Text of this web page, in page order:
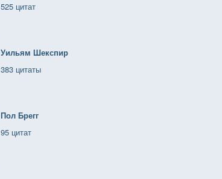
525 цитат
Уильям Шекспир
383 цитаты
Пол Брегг
95 цитат